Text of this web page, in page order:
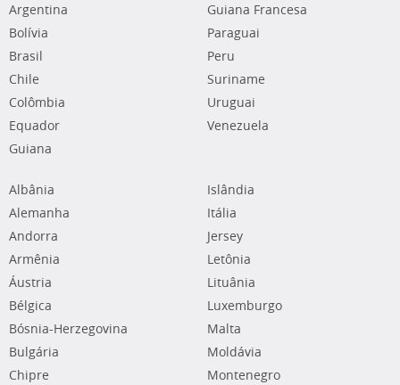
Argentina
Bolívia
Brasil
Chile
Colômbia
Equador
Guiana
Guiana Francesa
Paraguai
Peru
Suriname
Uruguai
Venezuela
Albânia
Alemanha
Andorra
Armênia
Áustria
Bélgica
Bósnia-Herzegovina
Bulgária
Chipre
Islândia
Itália
Jersey
Letônia
Lituânia
Luxemburgo
Malta
Moldávia
Montenegro